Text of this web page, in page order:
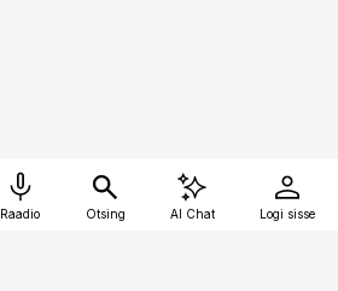
Raadio Otsing AI Chat Logi sisse